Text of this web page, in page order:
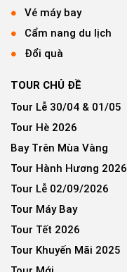
Vé máy bay
Cẩm nang du lịch
Đổi quà
TOUR CHỦ ĐỀ
Tour Lễ 30/04 & 01/05
Tour Hè 2026
Bay Trên Mùa Vàng
Tour Hành Hương 2026
Tour Lễ 02/09/2026
Tour Máy Bay
Tour Tết 2026
Tour Khuyến Mãi 2025